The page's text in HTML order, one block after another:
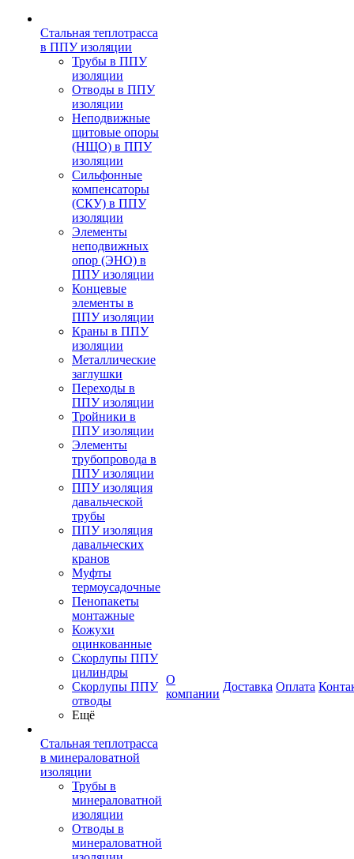
Стальная теплотрасса
в ППУ изоляции
Трубы в ППУ
изоляции
Отводы в ППУ
изоляции
Неподвижные
щитовые опоры
(НЩО) в ППУ
изоляции
Cильфонные
компенсаторы
(СКУ) в ППУ
изоляции
Элементы
неподвижных
опор (ЭНО) в
ППУ изоляции
Концевые
элементы в
ППУ изоляции
Краны в ППУ
изоляции
Металлические
заглушки
Переходы в
ППУ изоляции
Тройники в
ППУ изоляции
Элементы
трубопровода в
ППУ изоляции
ППУ изоляция
давальческой
трубы
ППУ изоляция
давальческих
кранов
Муфты
термоусадочные
Пенопакеты
монтажные
Кожухи
оцинкованные
Скорлупы ППУ
цилиндры
Скорлупы ППУ
отводы
Ещё
Стальная теплотрасса
в минераловатной
изоляции
Трубы в
минераловатной
изоляции
Отводы в
минераловатной
О
компании
Доставка Оплата